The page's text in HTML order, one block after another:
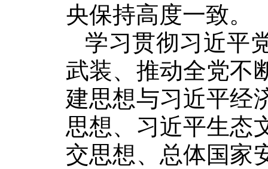
央保持高度一致。
学习贯彻习近平
武装、推动全党不
建思想与习近平经
思想、习近平生态
交思想、总体国家